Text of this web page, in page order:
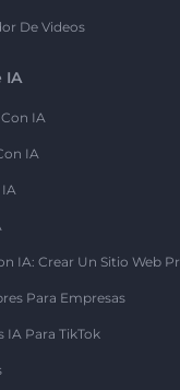
De Videos
IA
IA
IA
IA: Crear Un Sitio Web
Para Empresas
IA Para TikTok